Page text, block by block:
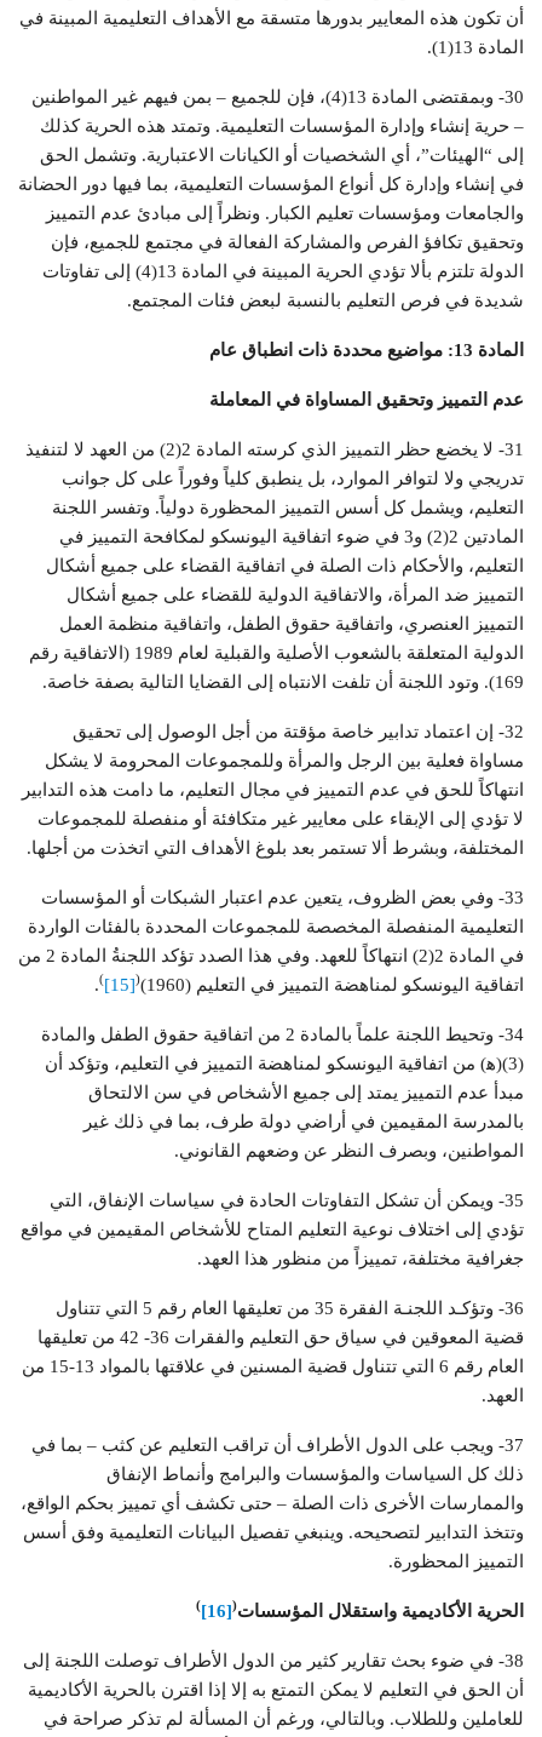
أن تكون هذه المعايير بدورها متسقة مع الأهداف التعليمية المبينة في
المادة 13(1).
30- وبمقتضى المادة 13(4)، فإن للجميع – بمن فيهم غير المواطنين
– حرية إنشاء وإدارة المؤسسات التعليمية. وتمتد هذه الحرية كذلك
إلى “الهيئات”، أي الشخصيات أو الكيانات الاعتبارية. وتشمل الحق
في إنشاء وإدارة كل أنواع المؤسسات التعليمية، بما فيها دور الحضانة
والجامعات ومؤسسات تعليم الكبار. ونظراً إلى مبادئ عدم التمييز
وتحقيق تكافؤ الفرص والمشاركة الفعالة في مجتمع للجميع، فإن
الدولة تلتزم بألا تؤدي الحرية المبينة في المادة 13(4) إلى تفاوتات
شديدة في فرص التعليم بالنسبة لبعض فئات المجتمع.
المادة 13: مواضيع محددة ذات انطباق عام
عدم التمييز وتحقيق المساواة في المعاملة
31- لا يخضع حظر التمييز الذي كرسته المادة 2(2) من العهد لا لتنفيذ
تدريجي ولا لتوافر الموارد، بل ينطبق كلياً وفوراً على كل جوانب
التعليم، ويشمل كل أسس التمييز المحظورة دولياً. وتفسر اللجنة
المادتين 2(2) و3 في ضوء اتفاقية اليونسكو لمكافحة التمييز في
التعليم، والأحكام ذات الصلة في اتفاقية القضاء على جميع أشكال
التمييز ضد المرأة، والاتفاقية الدولية للقضاء على جميع أشكال
التمييز العنصري، واتفاقية حقوق الطفل، واتفاقية منظمة العمل
الدولية المتعلقة بالشعوب الأصلية والقبلية لعام 1989 (الاتفاقية رقم
169). وتود اللجنة أن تلفت الانتباه إلى القضايا التالية بصفة خاصة.
32- إن اعتماد تدابير خاصة مؤقتة من أجل الوصول إلى تحقيق
مساواة فعلية بين الرجل والمرأة وللمجموعات المحرومة لا يشكل
انتهاكاً للحق في عدم التمييز في مجال التعليم، ما دامت هذه التدابير
لا تؤدي إلى الإبقاء على معايير غير متكافئة أو منفصلة للمجموعات
المختلفة، وبشرط ألا تستمر بعد بلوغ الأهداف التي اتخذت من أجلها.
33- وفي بعض الظروف، يتعين عدم اعتبار الشبكات أو المؤسسات
التعليمية المنفصلة المخصصة للمجموعات المحددة بالفئات الواردة
في المادة 2(2) انتهاكاً للعهد. وفي هذا الصدد تؤكد اللجنةُ المادة 2 من
اتفاقية اليونسكو لمناهضة التمييز في التعليم (1960)
(
[15]
)
.
34- وتحيط اللجنة علماً بالمادة 2 من اتفاقية حقوق الطفل والمادة
(3)(ﻫ) من اتفاقية اليونسكو لمناهضة التمييز في التعليم، وتؤكد أن
مبدأ عدم التمييز يمتد إلى جميع الأشخاص في سن الالتحاق
بالمدرسة المقيمين في أراضي دولة طرف، بما في ذلك غير
المواطنين، وبصرف النظر عن وضعهم القانوني.
35- ويمكن أن تشكل التفاوتات الحادة في سياسات الإنفاق، التي
تؤدي إلى اختلاف نوعية التعليم المتاح للأشخاص المقيمين في مواقع
جغرافية مختلفة، تمييزاً من منظور هذا العهد.
36- وتؤكـد اللجنـة الفقرة 35 من تعليقها العام رقم 5 التي تتناول
قضية المعوقين في سياق حق التعليم والفقرات 36- 42 من تعليقها
العام رقم 6 التي تتناول قضية المسنين في علاقتها بالمواد 13-15 من
العهد.
37- ويجب على الدول الأطراف أن تراقب التعليم عن كثب – بما في
ذلك كل السياسات والمؤسسات والبرامج وأنماط الإنفاق
والممارسات الأخرى ذات الصلة – حتى تكشف أي تمييز بحكم الواقع،
وتتخذ التدابير لتصحيحه. وينبغي تفصيل البيانات التعليمية وفق أسس
التمييز المحظورة.
الحرية الأكاديمية واستقلال المؤسسات(
[16]
)
38- في ضوء بحث تقارير كثير من الدول الأطراف توصلت اللجنة إلى
أن الحق في التعليم لا يمكن التمتع به إلا إذا اقترن بالحرية الأكاديمية
للعاملين وللطلاب. وبالتالي، ورغم أن المسألة لم تذكر صراحة في